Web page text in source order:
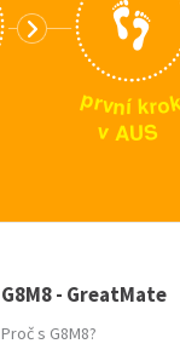
první kro
v AUS
G8M8 - GreatMate
Proč s G8M8?